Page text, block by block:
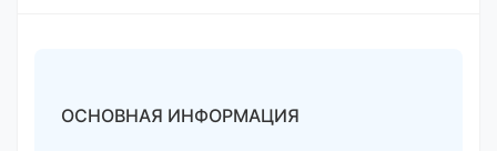
ОСНОВНАЯ ИНФОРМАЦИЯ